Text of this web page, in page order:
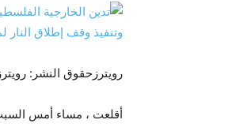
رويترز حقوق النشر: رويترز
أقلعت ، مساء أمس السبت